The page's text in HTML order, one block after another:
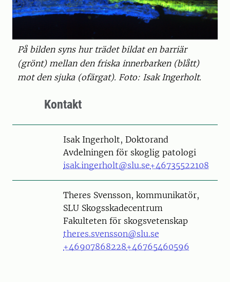
På bilden syns hur trädet bildat en barriär
(grönt) mellan den friska innerbarken (blått)
mot den sjuka (ofärgat). Foto: Isak Ingerholt.
Kontakt
PersonIsak Ingerholt, Doktorand
Avdelningen för skoglig patologi
isak.ingerholt@slu.se+46735522108
PersonTheres Svensson, kommunikatör,
SLU Skogsskadecentrum
Fakulteten för skogsvetenskap
theres.svensson@slu.se
+46907868228+46765460596